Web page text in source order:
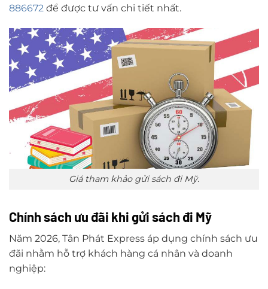
886672 để được tư vấn chi tiết nhất.
Giá tham khảo gửi sách đi Mỹ.
Chính sách ưu đãi khi gửi sách đi Mỹ
Năm 2026, Tân Phát Express áp dụng chính sách ưu
đãi nhằm hỗ trợ khách hàng cá nhân và doanh
nghiệp: